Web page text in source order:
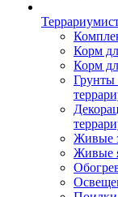
Корм
Корм
Грунты
Живые
Живые